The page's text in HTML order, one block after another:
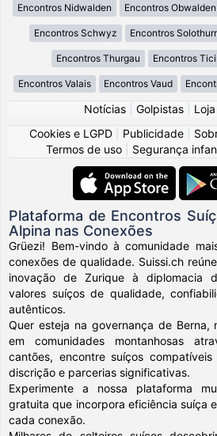
Encontros Nidwalden Encontros Obwalden
Encontros Schwyz Encontros
Encontros Thurgau Encontros
Encontros Valais Encontros Vaud
Notícias Golpistas Loja
Cookies e LGPD
Publicidade
Termos de uso
Segurança
Plataforma de Encontros
Alpina nas Conexões
Grüezi! Bem-vindo à comunidade
conexões de qualidade. Suissi.ch
inovação de Zurique à diplomacia
valores suíços de qualidade,
autênticos.
Quer esteja na governança de Berna,
em comunidades montanhosas
cantões, encontre suíços
discrição e parcerias significativas.
Experimente a nossa plataforma
gratuita que incorpora eficiência suíça
cada conexão.